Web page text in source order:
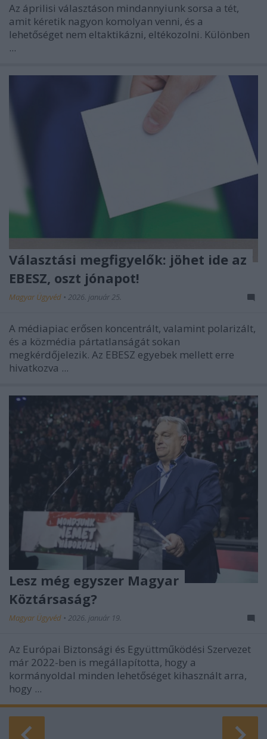
Az áprilisi választáson mindannyiunk sorsa a tét,
amit kéretik nagyon komolyan venni, és a
lehetőséget nem eltaktikázni, eltékozolni. Különben
...
Választási megfigyelők: jöhet ide az
EBESZ, oszt jónapot!
Magyar Ügyvéd • 2026. január 25.
A médiapiac erősen koncentrált, valamint polarizált,
és a közmédia pártatlanságát sokan
megkérdőjelezik. Az EBESZ egyebek mellett erre
hivatkozva ...
Lesz még egyszer Magyar
Köztársaság?
Magyar Ügyvéd • 2026. január 19.
Az Európai Biztonsági és Együttműködési Szervezet
már 2022-ben is megállapította, hogy a
kormányoldal minden lehetőséget kihasznált arra,
hogy ...